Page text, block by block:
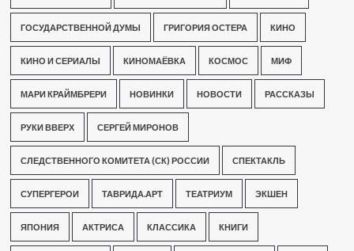
ГОСУДАРСТВЕННОЙ ДУМЫ ГРИГОРИЯ ОСТЕРА КИНО
КИНО И СЕРИАЛЫ КИНОМАЁВКА КОСМОС МИФ
МАРИ КРАЙМБРЕРИ НОВИНКИ НОВОСТИ РАССКАЗЫ
РУКИ ВВЕРХ СЕРГЕЙ МИРОНОВ
СЛЕДСТВЕННОГО КОМИТЕТА (СК) РОССИИ СПЕКТАКЛЬ
СУПЕРГЕРОИ ТАВРИДА.АРТ ТЕАТРИУМ ЭКШЕН
ЯПОНИЯ АКТРИСА КЛАССИКА КНИГИ